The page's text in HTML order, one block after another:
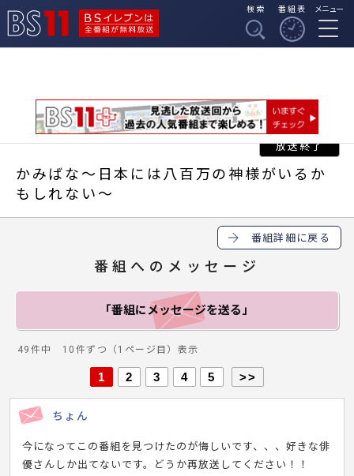
BSイレブンは全番組
検索 番組表 メニュー
かみばな～日本には八百万の神様がいるか
もしれない～
番組詳細に戻る
番組へのメッセージ
「番組にメッセージを送る」
49件中 10件ずつ（1ページ目）表示
1 2 3 4 5 >>
ちょん
今になってこの番組を見つけたのが悔しいです、、、好きな俳
優さんしか出てないです。どうか再放送してください！！